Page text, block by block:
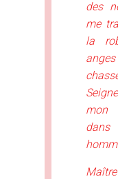
des
me
la
anges
mon